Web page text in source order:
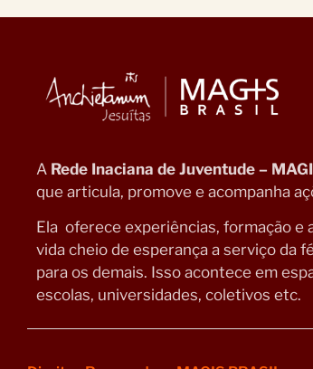
A Rede Inaciana de Juventude –
que articula, promove e acompanha
Ela oferece experiências, formação e
vida cheio de esperança a serviço da
para os demais. Isso acontece em
escolas, universidades, coletivos etc.